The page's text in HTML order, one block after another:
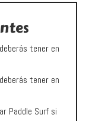
tener en
tener en
Paddle Surf si